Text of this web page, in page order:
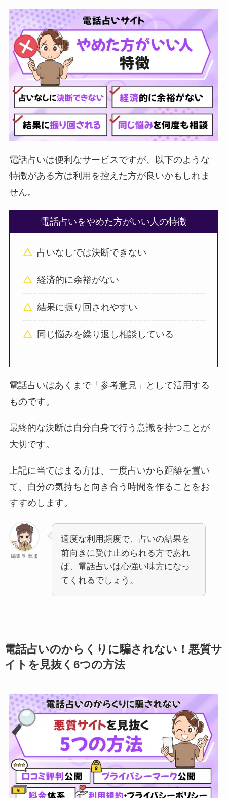
電話占いは便利なサービスですが、以下のような
特徴がある方は利用を控えた方が良いかもしれま
せん。
電話占いをやめた方がいい人の特徴
占いなしでは決断できない
経済的に余裕がない
結果に振り回されやすい
同じ悩みを繰り返し相談している
電話占いはあくまで「参考意見」として活用する
ものです。
最終的な決断は自分自身で行う意識を持つことが
大切です。
上記に当てはまる方は、一度占いから距離を置い
て、自分の気持ちと向き合う時間を作ることをお
すすめします。
編集長 摩耶
適度な利用頻度で、占いの結果を
前向きに受け止められる方であれ
ば、電話占いは心強い味方になっ
てくれるでしょう。
電話占いのからくりに騙されない！悪質サ
イトを見抜く6つの方法